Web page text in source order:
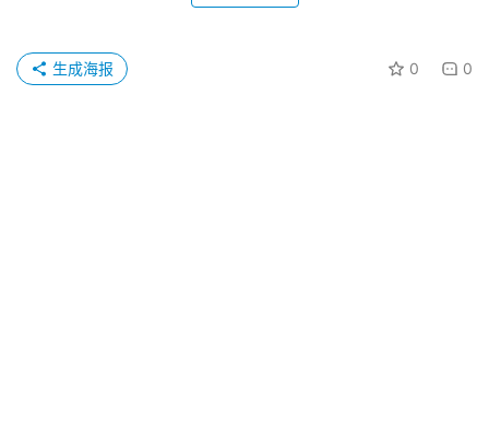
0 0
生成海报